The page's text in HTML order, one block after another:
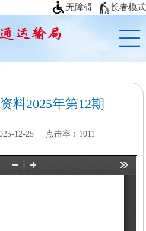
无障碍 长者模式
料2025年第12期
12-25点击率： 1011